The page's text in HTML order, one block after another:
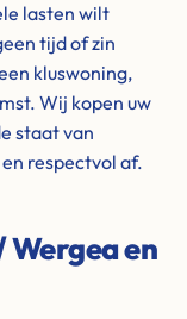
lasten wilt
tijd of zin
kluswoning,
Wij kopen uw
staat van
respectvol af.
en